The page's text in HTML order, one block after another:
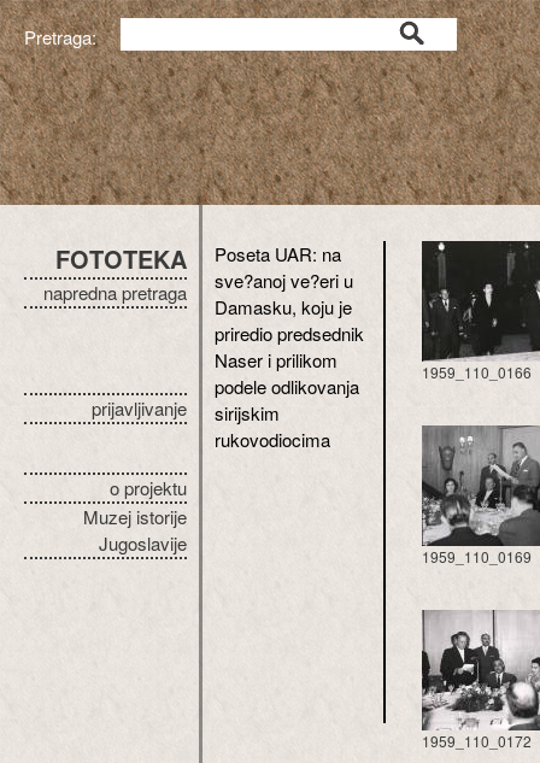
Pretraga:
FOTOTEKA
napredna pretraga
prijavljivanje
o projektu
Muzej istorije
Jugoslavije
Poseta UAR: na
sve?anoj ve?eri u
Damasku, koju je
priredio predsednik
Naser i prilikom
podele odlikovanja
sirijskim
rukovodiocima
1959_110_0166
1959_110_0169
1959_110_0172